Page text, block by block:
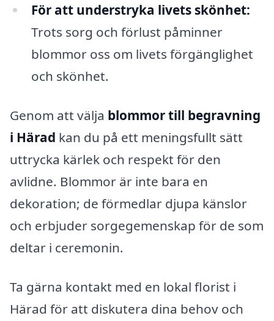
För att understryka livets skönhet:
Trots sorg och förlust påminner
blommor oss om livets förgänglighet
och skönhet.
Genom att välja blommor till begravning
i Härad kan du på ett meningsfullt sätt
uttrycka kärlek och respekt för den
avlidne. Blommor är inte bara en
dekoration; de förmedlar djupa känslor
och erbjuder sorgegemenskap för de som
deltar i ceremonin.
Ta gärna kontakt med en lokal florist i
Härad för att diskutera dina behov och